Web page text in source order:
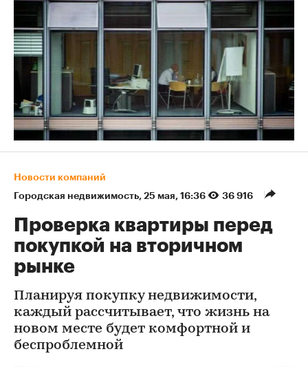
Новости компаний
Городская недвижимость⁠, 25 мая, 16:36 36 916
Проверка квартиры перед
покупкой на вторичном
рынке
Планируя покупку недвижимости,
каждый рассчитывает, что жизнь на
новом месте будет комфортной и
беспроблемной